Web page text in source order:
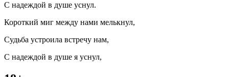
С надеждой в душе уснул.
Короткий миг между нами мелькнул,
Судьба устроила встречу нам,
С надеждой в душе я уснул,